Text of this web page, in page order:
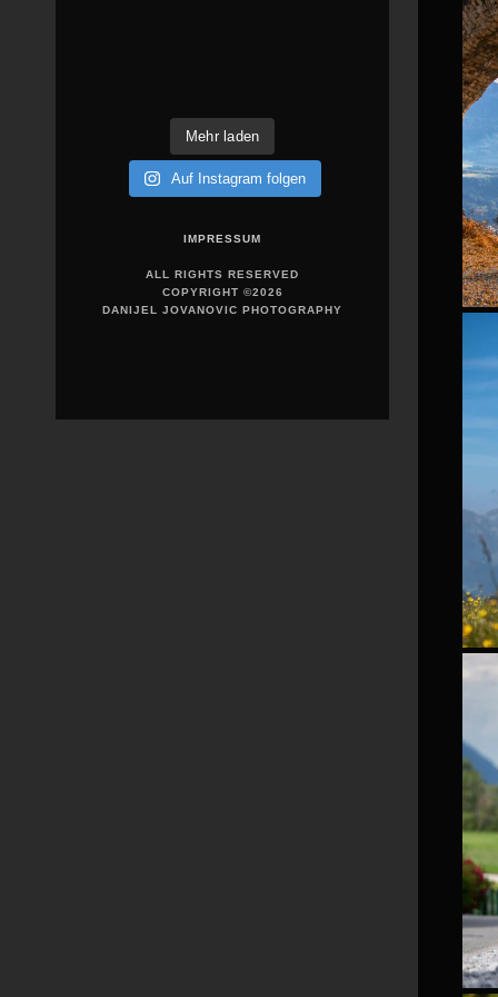
Mehr laden
Auf Instagram folgen
IMPRESSUM
ALL RIGHTS RESERVED
COPYRIGHT ©2026
DANIJEL JOVANOVIC PHOTOGRAPHY